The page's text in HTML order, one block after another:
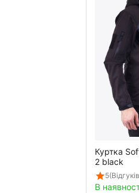
Куртка
2 black
5
В